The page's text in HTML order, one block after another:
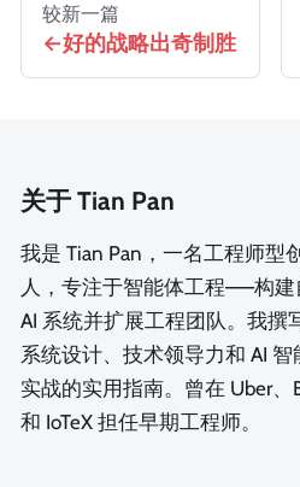
较新一篇
好的战略出奇制胜
关于 Tian Pan
我是 Tian Pan，一名工程师型
人，专注于智能体工程——构建
AI 系统并扩展工程团队。我撰
系统设计、技术领导力和 AI 智
实战的实用指南。曾在 Uber、
和 IoTeX 担任早期工程师。